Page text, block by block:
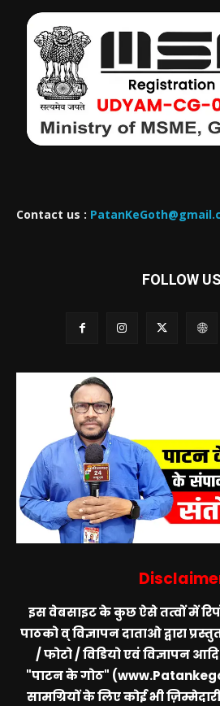
Contact us :
FOLLOW US
इस वेबसाइट के कुछ ऐसे तत्वों में
पाठको व् विज्ञापन दाताओ द्वारा
/ फोटो / विडियो एवं विज्ञापन
"पाटन के गोठ"
सामग्रियों के लिए कोई भी